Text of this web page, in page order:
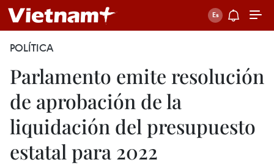
POLÍTICA
Parlamento emite resolución
de aprobación de la
liquidación del presupuesto
estatal para 2022